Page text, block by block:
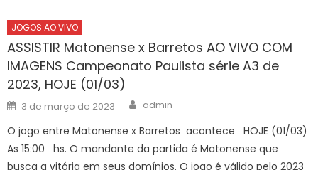
JOGOS AO VIVO
ASSISTIR Matonense x Barretos AO VIVO COM
IMAGENS Campeonato Paulista série A3 de
2023, HOJE (01/03)
Posted
on
3 de março de 2023 Author
admin
O jogo entre Matonense x Barretos acontece HOJE (01/03)
As 15:00 hs. O mandante da partida é Matonense que
busca a vitória em seus domínios. O jogo é válido pelo 2023